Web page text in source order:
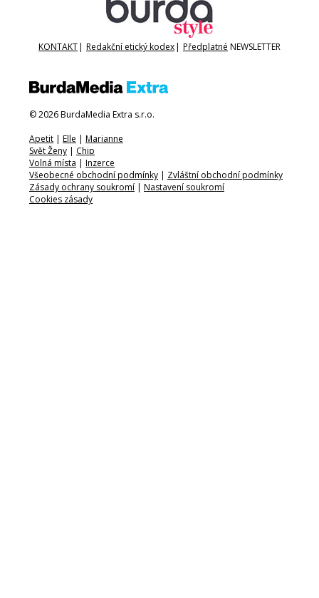
KONTAKT| Redakční etický kodex| Předplatné NEWSLETTER
© 2026 BurdaMedia Extra s.r.o.
Apetit | Elle | Marianne
Svět Ženy | Chip
Volná místa | Inzerce
Všeobecné obchodní podmínky | Zvláštní obchodní podmínky
Zásady ochrany soukromí | Nastavení soukromí
Cookies zásady